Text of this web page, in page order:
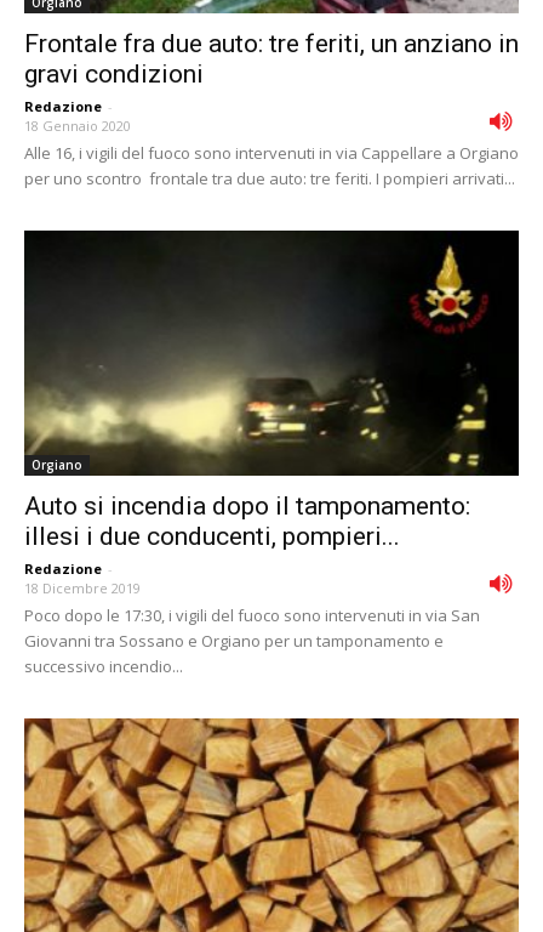
Frontale fra due auto: tre feriti, un anziano in
gravi condizioni
Redazione -
18 Gennaio 2020
Alle 16, i vigili del fuoco sono intervenuti in via Cappellare a Orgiano
per uno scontro frontale tra due auto: tre feriti. I pompieri arrivati...
Orgiano
Auto si incendia dopo il tamponamento:
illesi i due conducenti, pompieri...
Redazione -
18 Dicembre 2019
Poco dopo le 17:30, i vigili del fuoco sono intervenuti in via San
Giovanni tra Sossano e Orgiano per un tamponamento e
successivo incendio...